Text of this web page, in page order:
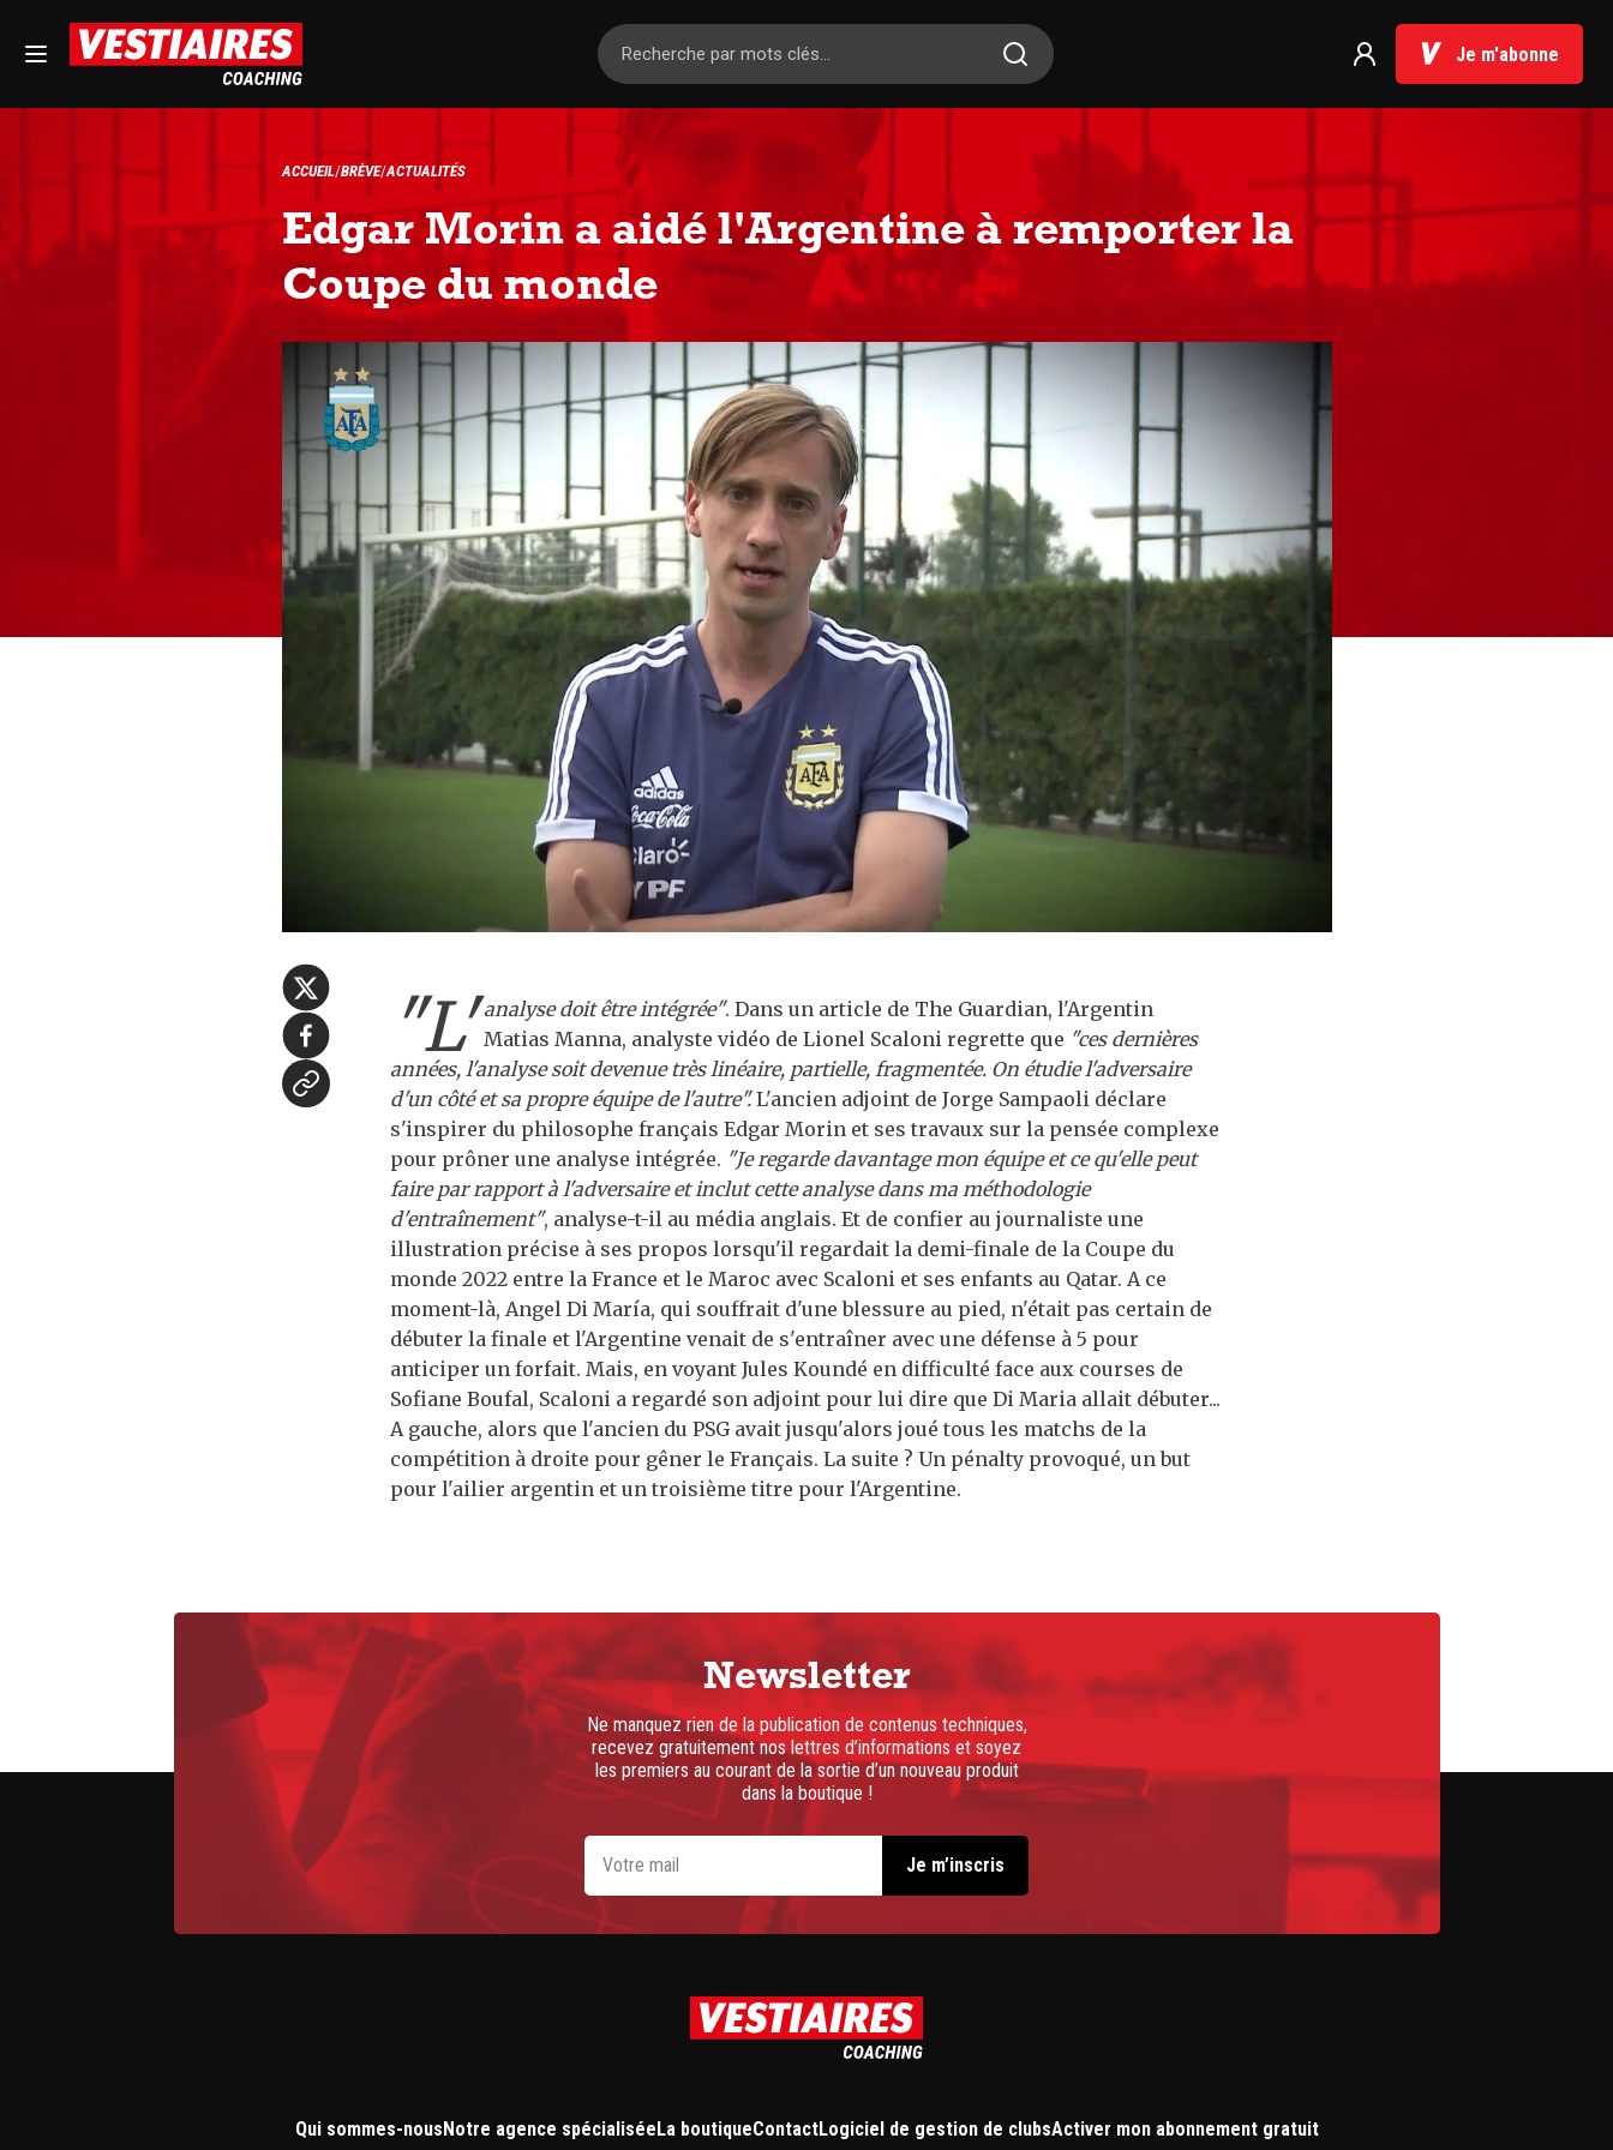
Je m'abonne
ACCUEIL BRÈVE ACTUALITÉS
Edgar Morin a aidé l'Argentine à remporter la
Coupe du monde
"L' analyse doit être intégrée". Dans un article de The Guardian, l'Argentin
Matias Manna, analyste vidéo de Lionel Scaloni regrette que "ces dernières
années, l'analyse soit devenue très linéaire, partielle, fragmentée. On étudie l'adversaire
d'un côté et sa propre équipe de l'autre".L'ancien adjoint de Jorge Sampaoli déclare
s'inspirer du philosophe français Edgar Morin et ses travaux sur la pensée complexe
pour prôner une analyse intégrée. "Je regarde davantage mon équipe et ce qu'elle peut
faire par rapport à l'adversaire et inclut cette analyse dans ma méthodologie
d'entraînement", analyse-t-il au média anglais. Et de confier au journaliste une
illustration précise à ses propos lorsqu'il regardait la demi-finale de la Coupe du
monde 2022 entre la France et le Maroc avec Scaloni et ses enfants au Qatar. A ce
moment-là, Angel Di María, qui souffrait d'une blessure au pied, n'était pas certain de
débuter la finale et l'Argentine venait de s'entraîner avec une défense à 5 pour
anticiper un forfait. Mais, en voyant Jules Koundé en difficulté face aux courses de
Sofiane Boufal, Scaloni a regardé son adjoint pour lui dire que Di Maria allait débuter...
A gauche, alors que l'ancien du PSG avait jusqu'alors joué tous les matchs de la
compétition à droite pour gêner le Français. La suite ? Un pénalty provoqué, un but
pour l'ailier argentin et un troisième titre pour l'Argentine.
Newsletter
Ne manquez rien de la publication de contenus techniques,
recevez gratuitement nos lettres d’informations et soyez
les premiers au courant de la sortie d’un nouveau produit
dans la boutique !
Qui sommes-nousNotre agence spécialiséeLa boutiqueContactLogiciel de gestion de clubsActiver mon abonnement gratuit